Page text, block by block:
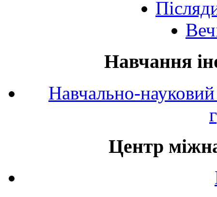
Навчання
Навчально-
Центр